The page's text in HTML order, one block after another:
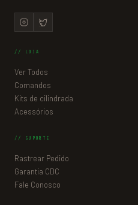
// LOJA
Ver Todos
Comandos
Kits de cilindrada
Acessórios
// SUPORTE
Rastrear Pedido
Garantia CDC
Fale Conosco